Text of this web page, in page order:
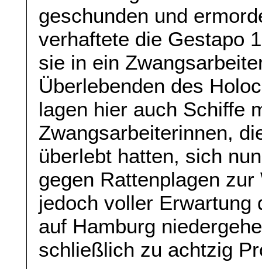
geschunden und
verhaftete die Gestapo
sie in ein
Überlebenden des
lagen hier auch Schiffe
Zwangsarbeiterinnen,
überlebt hatten, sich
gegen Rattenplagen
jedoch voller Erwartung
auf Hamburg
schließlich zu achtzig